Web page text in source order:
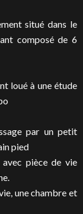
situé dans le
composé de 6
loué à une étude
par un petit
pied
pièce de vie
une chambre et